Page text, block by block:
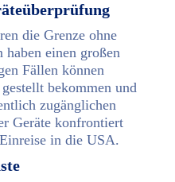
die Grenze ohne
haben einen großen
Fällen können
bekommen und
zugänglichen
Geräte konfrontiert
in die USA.